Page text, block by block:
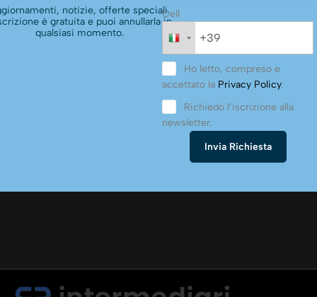
notizie, offerte speciali.
è gratuita e puoi annullarla in
qualsiasi momento.
Cell
Ho letto, compreso e
accettato la Privacy Policy.
Richiedo l’iscrizione alla
newsletter.